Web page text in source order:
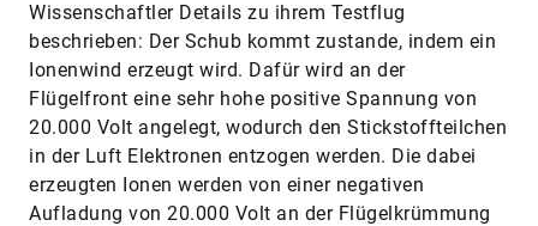
Wissenschaftler Details zu ihrem Testflug
beschrieben: Der Schub kommt zustande, indem ein
Ionenwind erzeugt wird. Dafür wird an der
Flügelfront eine sehr hohe positive Spannung von
20.000 Volt angelegt, wodurch den Stickstoffteilchen
in der Luft Elektronen entzogen werden. Die dabei
erzeugten Ionen werden von einer negativen
Aufladung von 20.000 Volt an der Flügelkrümmung